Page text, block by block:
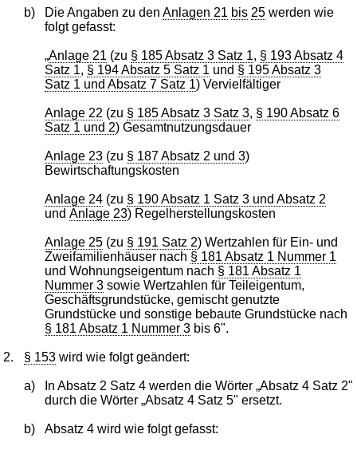
b) Die Angaben zu den Anlagen 21 bis 25werden wie
folgt gefasst:
„Anlage 21 (zu § 185 Absatz 3 Satz 1, § 193 Absatz 4
Satz 1, § 194 Absatz 5 Satz 1 und § 195 Absatz 3
Satz 1 und Absatz 7 Satz 1) Vervielfältiger
Anlage 22 (zu § 185 Absatz 3 Satz 3, § 190 Absatz 6
Satz 1 und 2) Gesamtnutzungsdauer
Anlage 23(zu § 187 Absatz 2 und 3)
Bewirtschaftungskosten
Anlage 24(zu § 190 Absatz 1 Satz 3 und Absatz 2
und Anlage 23) Regelherstellungskosten
Anlage 25(zu § 191 Satz 2) Wertzahlen für Ein- und
Zweifamilienhäuser nach § 181 Absatz 1 Nummer 1
und Wohnungseigentum nach § 181 Absatz 1
Nummer 3sowie Wertzahlen für Teileigentum,
Geschäftsgrundstücke, gemischt genutzte
Grundstücke und sonstige bebaute Grundstücke nach
§ 181 Absatz 1 Nummer 3bis 6".
2. § 153 wird wie folgt geändert:
a)
In Absatz 2 Satz 4 werden die Wörter „Absatz 4 Satz 2"
durch die Wörter „Absatz 4 Satz 5" ersetzt.
b) Absatz 4 wird wie folgt gefasst: